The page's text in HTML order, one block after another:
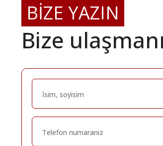
BİZE YAZIN
Bize